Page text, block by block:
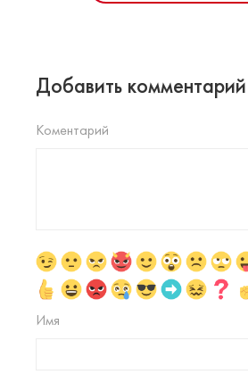
Добавить комментарий
Коментарий
Имя